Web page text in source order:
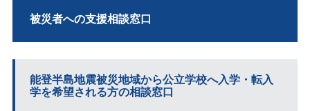
被災者への支援相談窓口
能登半島地震被災地域から公立学校へ入学・転入
学を希望される方の相談窓口